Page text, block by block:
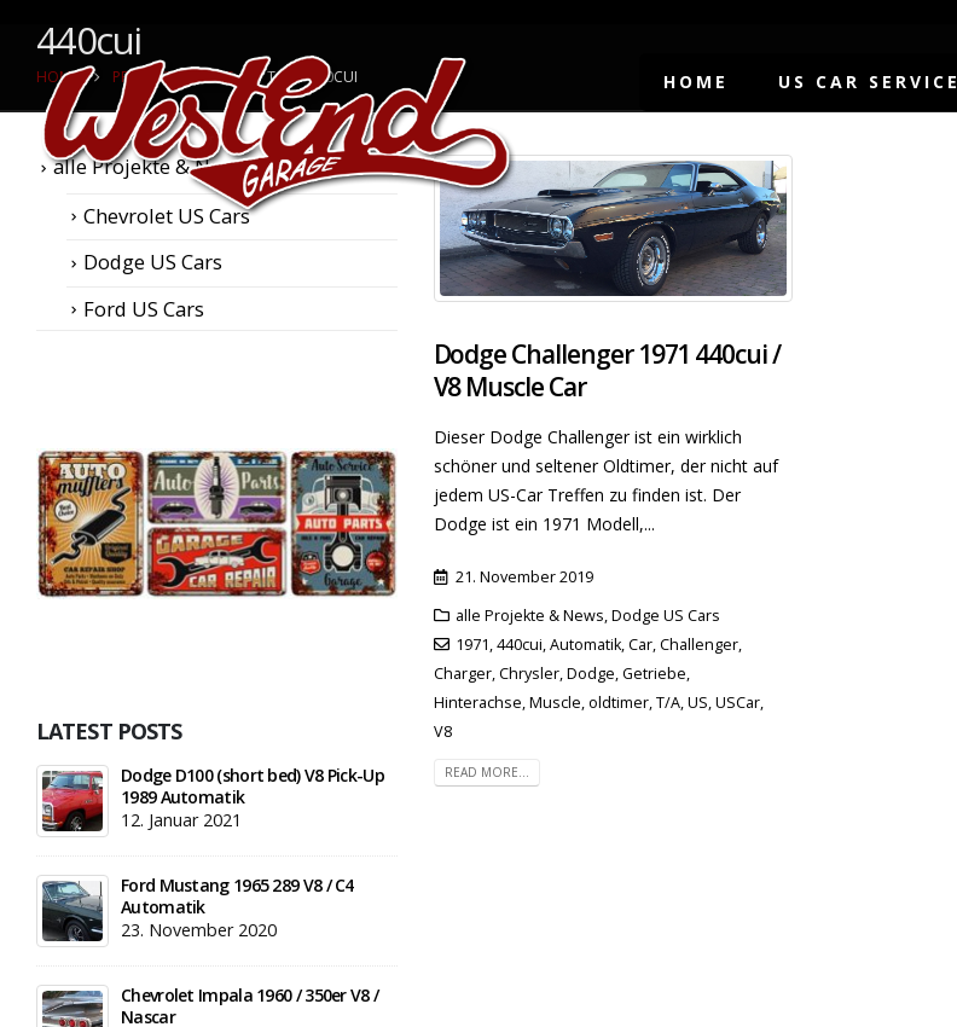
HOME US CAR SERVICE
440cui
HOME PROJEKTE & NEWS TAG -440CUI
Dodge Challenger 1971 440cui /
V8 Muscle Car
Dieser Dodge Challenger ist ein wirklich
schöner und seltener Oldtimer, der nicht auf
jedem US-Car Treffen zu finden ist. Der
Dodge ist ein 1971 Modell,...
21. November 2019
alle Projekte & News,Dodge US Cars
1971,440cui,Automatik,Car,Challenger,
Charger,Chrysler,Dodge,Getriebe,
Hinterachse,Muscle,oldtimer,T/A,US,USCar,
V8
READ MORE...
alle Projekte & News
Chevrolet US Cars
Dodge US Cars
Ford US Cars
LATEST POSTS
Dodge D100 (short bed) V8 Pick-Up
1989 Automatik
12. Januar 2021
Ford Mustang 1965 289 V8 / C4
Automatik
23. November 2020
Chevrolet Impala 1960 / 350er V8 /
Nascar